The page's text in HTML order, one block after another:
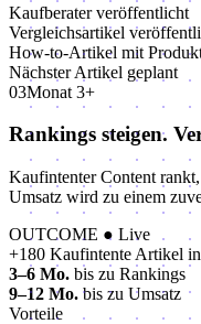
Kaufberater veröffentlicht
Vergleichsartikel
How-to-Artikel mit
Nächster Artikel geplant
03Monat 3+
Rankings steigen.
Kaufintenter Content
Umsatz wird zu einem
OUTCOME ● Live
+180 Kaufintente Artikel
3–6 Mo. bis zu Rankings
9–12 Mo. bis zu Umsatz
Vorteile